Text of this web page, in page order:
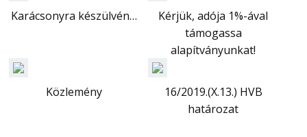
Karácsonyra készülvén…
Kérjük, adója 1%-ával
támogassa
alapítványunkat!
Közlemény
16/2019.(X.13.) HVB
határozat